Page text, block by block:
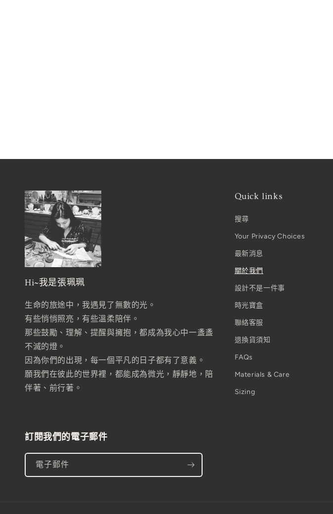
Hi~我是張珮珮
生命的旅途中，我遇見了無數的光。
有些悄悄照亮，有些溫柔陪伴。
那些鼓勵、理解、提醒與擁抱，都成為我心中一盞盞
不滅的燈。
因為你們的出現，每一個平凡的日子都有了意義。
願我們在彼此的世界裡，都能成為微光，靜靜地，陪
伴著、前行著。
Quick links
搜尋
Your Privacy Choices
最新消息
關於我們
設計不是一件事
時光寶盒
聯絡客服
退換貨須知
FAQs
Materials & Care
Sizing
訂閱我們的電子郵件
電子郵件